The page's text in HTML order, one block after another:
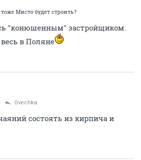
Мисто будет строить?
"конюшенным" застройщиком.
в Поляне
Ovechka
состоять из кирпича и